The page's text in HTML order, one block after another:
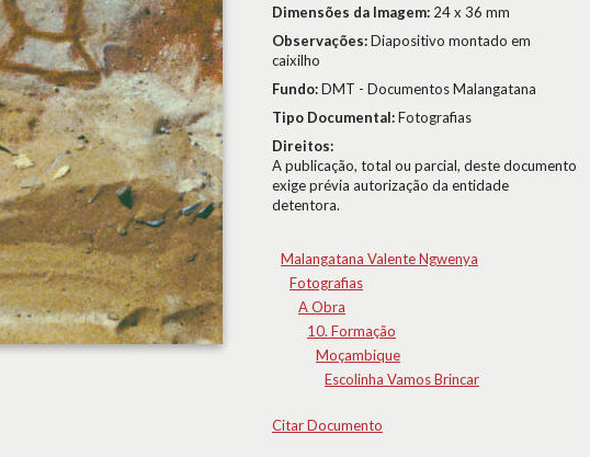
Dimensões da Imagem: 24 x 36 mm
Observações:Diapositivo montado em
caixilho
Fundo:DMT - Documentos Malangatana
Tipo Documental:Fotografias
Direitos:
A publicação, total ou parcial, deste documento
exige prévia autorização da entidade
detentora.
Malangatana Valente Ngwenya
Fotografias
A Obra
10. Formação
Moçambique
Escolinha Vamos Brincar
Citar Documento